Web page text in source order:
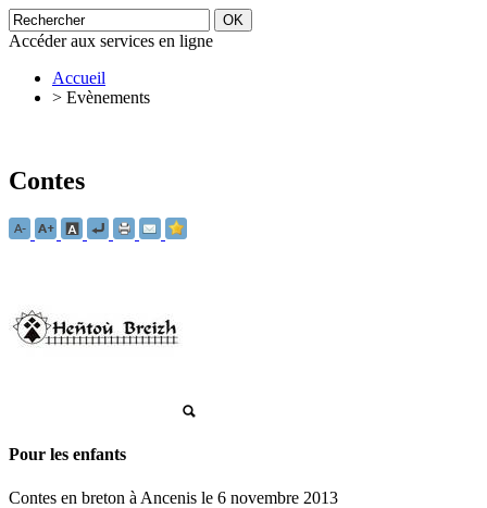
Accéder aux services en ligne
Accueil
> Evènements
Contes
Pour les enfants
Contes en breton à Ancenis le 6 novembre 2013